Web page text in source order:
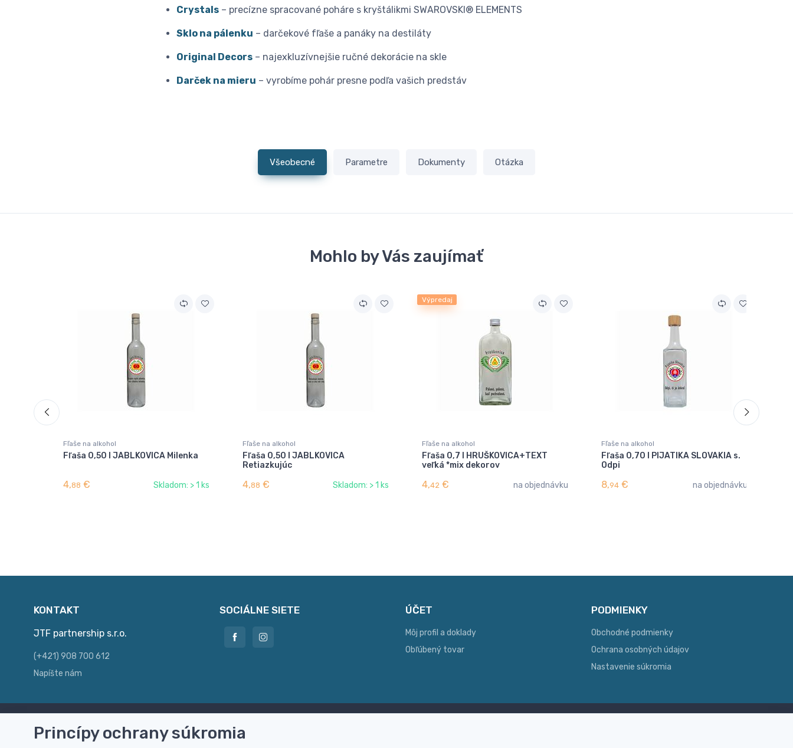
Crystals – precízne spracované poháre s kryštálikmi SWAROVSKI® ELEMENTS
Sklo na pálenku – darčekové fľaše a panáky na destiláty
Original Decors – najexkluzívnejšie ručné dekorácie na skle
Darček na mieru – vyrobíme pohár presne podľa vašich predstáv
Všeobecné Parametre Dokumenty Otázka
Mohlo by Vás zaujímať
Fľaše na alkohol
Fľaša 0,50 l JABLKOVICA Milenka
4,88 € Skladom: > 1 ks
Fľaše na alkohol
Fľaša 0,50 l JABLKOVICA
Retiazkujúc
4,88 € Skladom: > 1 ks
Výpredaj
Fľaše na alkohol
Fľaša 0,7 l HRUŠKOVICA+TEXT
veľká *mix dekorov
4,42 € na objednávku
Fľaše na alkohol
Fľaša 0,70 l PIJATIKA SLOVAKIA s.
Odpi
8,94 € na objednávku
KONTAKT
JTF partnership s.r.o.
(+421) 908 700 612
Napíšte nám
SOCIÁLNE SIETE ÚČET
Môj profil a doklady
Obľúbený tovar
PODMIENKY
Obchodné podmienky
Ochrana osobných údajov
Nastavenie súkromia
Doprava zdarma
Princípy ochrany súkromia